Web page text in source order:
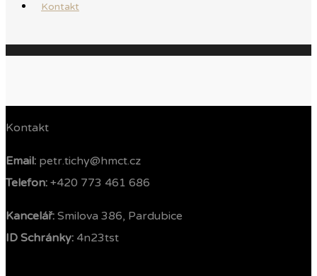
Kontakt
Kontakt
Email: petr.tichy@hmct.cz
Telefon: ‭ +420 773 461 686‬
Kancelář: Smilova 386, Pardubice
ID Schránky: 4n23tst